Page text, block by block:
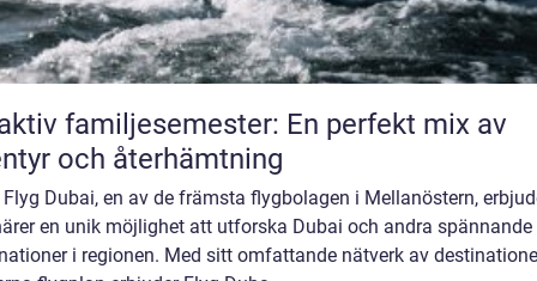
familjesemester: En perfekt mix av
och återhämtning
Flyg Dubai, en av de främsta flygbolagen i Mellanöstern,
en unik möjlighet att utforska Dubai och andra spännande
i regionen. Med sitt omfattande nätverk av